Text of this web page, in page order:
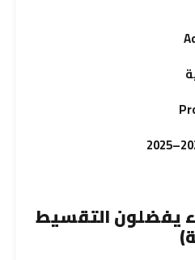
يفضلون التقسيط